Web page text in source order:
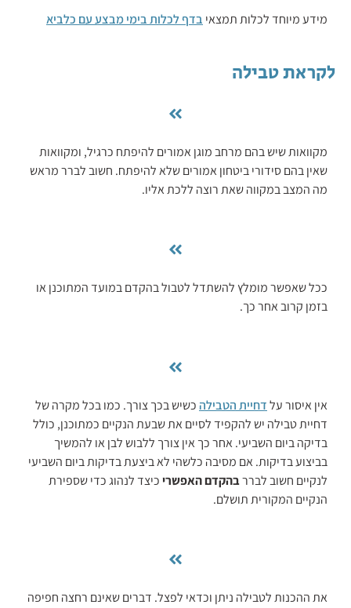
מידע מיוחד לכלות תמצאי בדף לכלות בימי מבצע עם כלביא
לקראת טבילה
מקוואות שיש בהם מרחב מוגן אמורים להיפתח כרגיל, ומקוואות
שאין בהם סידורי ביטחון אמורים שלא להיפתח. חשוב לברר מראש
מה המצב במקווה שאת רוצה ללכת אליו.
ככל שאפשר מומלץ להשתדל לטבול בהקדם במועד המתוכנן או
בזמן קרוב אחר כך.
אין איסור עלדחיית הטבילהכשיש בכך צורך. כמו בכל מקרה של
דחיית טבילה יש להקפיד לסיים את שבעת הנקיים כמתוכנן, כולל
בדיקה ביום השביעי. אחר כך אין צורך ללבוש לבן או להמשיך
בביצוע בדיקות. אם מסיבה כלשהי לא ביצעת בדיקות ביום השביעי
לנקיים חשוב לבררבהקדם האפשריכיצד לנהוג כדי שספירת
הנקיים המקורית תושלם.
את ההכנות לטבילה ניתן וכדאי לפצל. דברים שאינם רחצה חפיפה